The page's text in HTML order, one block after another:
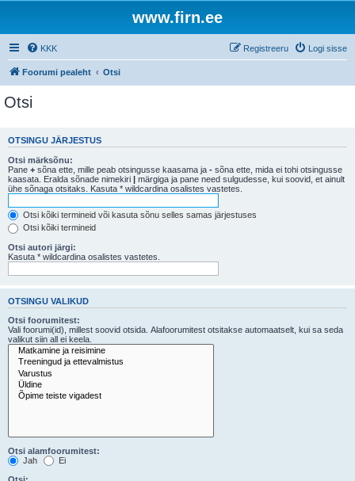
www.firn.ee
KKK Logi sisse
Registreeru
Foorumi pealeht Otsi
Otsi
OTSINGU JÄRJESTUS
Otsi märksõnu:
Pane + sõna ette, mille peab otsingusse kaasama ja - sõna ette, mida ei tohi otsingusse
kaasata. Eralda sõnade nimekiri | märgiga ja pane need sulgudesse, kui soovid, et ainult
ühe sõnaga otsitaks. Kasuta * wildcardina osalistes vastetes.
Otsi kõiki termineid või kasuta sõnu selles samas järjestuses
Otsi kõiki termineid
Otsi autori järgi:
Kasuta * wildcardina osalistes vastetes.
OTSINGU VALIKUD
Otsi foorumitest:
Vali foorumi(id), millest soovid otsida. Alafoorumitest otsitakse automaatselt, kui sa seda
valikut siin all ei keela.
Otsi alamfoorumitest:
Jah
Ei